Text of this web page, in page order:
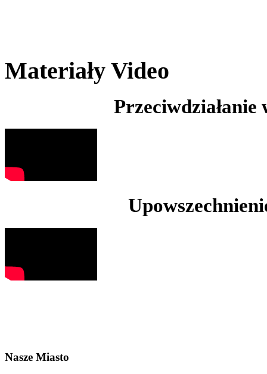
Materiały Video
Nasze Miasto